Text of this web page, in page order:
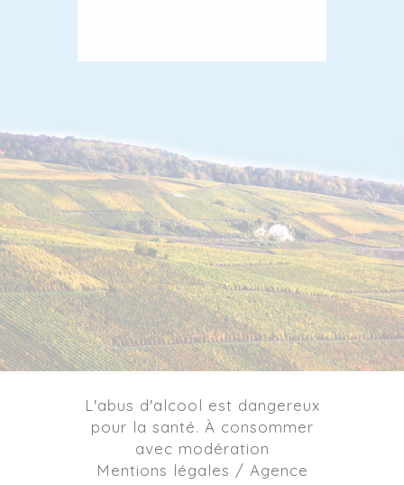
L'abus d'alcool est dangereux
pour la santé. À consommer
avec modération
Mentions légales / Agence